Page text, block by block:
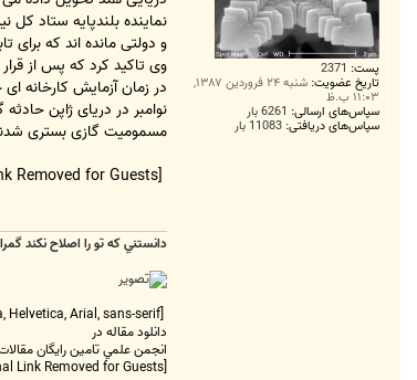
پست: 2371
تاریخ عضویت: شنبه ۲۴ فروردین ۱۳۸۷,
۱۱:۰۳ ب.ظ
سپاس‌های ارسالی: 6261 بار
سپاس‌های دریافتی: 11083 بار
نماینده بلندپایه ستاد کل
و دولتی مانده اند که
وی تاکید کرد که پس از
مسمومیت گازی بستری شدند. در کل 208 نفر این
[External Link Removed for Guests]
دانستني که تو را اصلاح
[FONT=tahoma, Verdana, Helvetica, Arial, sans-serif][COLOR=#444444]==================================
دانلود مقاله در
انجمن علمي تامين رايگان
[External Link Removed for Guests]